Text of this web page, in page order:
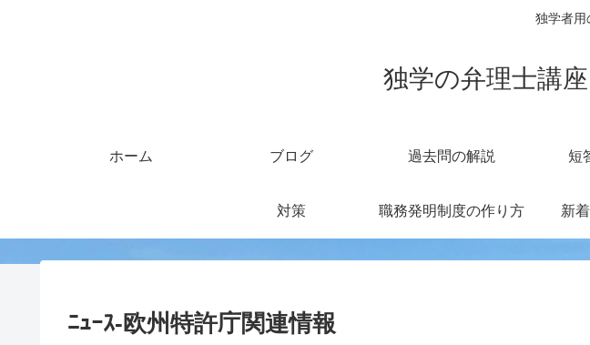
独学者用
独学の弁理士講
ホーム ブログ 過去問の解説 短
対策 職務発明制度の作り方 新
ﾆｭｰｽ-欧州特許庁関連情報